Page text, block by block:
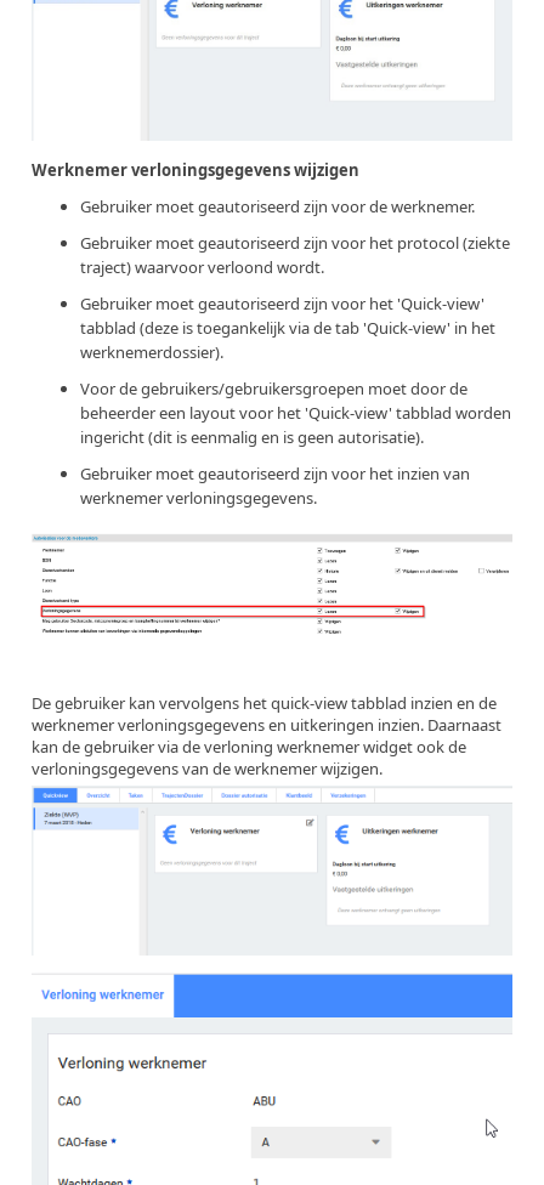
Werknemer verloningsgegevens wijzigen
Gebruiker moet geautoriseerd zijn voor de werknemer.
Gebruiker moet geautoriseerd zijn voor het protocol (ziekte
traject) waarvoor verloond wordt.
Gebruiker moet geautoriseerd zijn voor het 'Quick-view'
tabblad (deze is toegankelijk via de tab 'Quick-view' in het
werknemerdossier).
Voor de gebruikers/gebruikersgroepen moet door de
beheerder een layout voor het 'Quick-view' tabblad worden
ingericht (dit is eenmalig en is geen autorisatie).
Gebruiker moet geautoriseerd zijn voor het inzien van
werknemer verloningsgegevens.
De gebruiker kan vervolgens het quick-view tabblad inzien en de
werknemer verloningsgegevens en uitkeringen inzien. Daarnaast
kan de gebruiker via de verloning werknemer widget ook de
verloningsgegevens van de werknemer wijzigen.